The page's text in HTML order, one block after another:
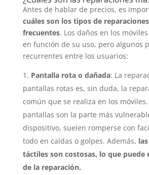
Antes de hablar de precios, es
cuáles son los tipos de
frecuentes. Los daños en los
en función de su uso, pero algunos
recurrentes entre los usuarios:
Pantalla rota o dañada: La
pantallas rotas es, sin duda, la
común que se realiza en los
pantallas son la parte más
dispositivo, suelen romperse con
todo en caídas o golpes. Además,
táctiles son costosas, lo que puede
de la reparación.